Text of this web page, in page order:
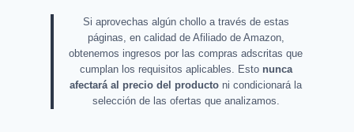
Si aprovechas algún chollo a través de estas
páginas, en calidad de Afiliado de Amazon,
obtenemos ingresos por las compras adscritas que
cumplan los requisitos aplicables. Esto nunca
afectará al precio del producto ni condicionará la
selección de las ofertas que analizamos.